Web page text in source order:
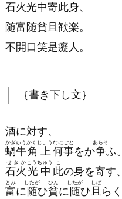
石火光中寄此身、
随富随貧且歓楽。
不開口笑是癡人。
｛書き下し文｝
酒に対す、
蝸牛
かぎゅう
角上
かくじょう
何事
なにごと
をか争
あらそ
ふ。
石火
せきか
光中
こうちゅう
此
こ
の身を寄す、
富
とみ
に 随
したが
ひ貧
ひん
に 随
したが
ひ 且
しば
らく